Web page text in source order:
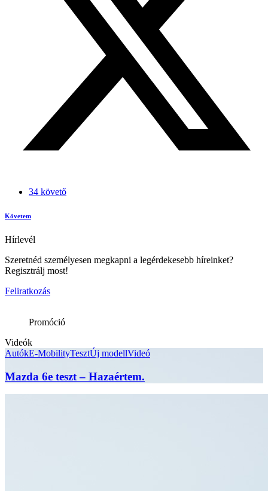
34 követő
Követem
Hírlevél
Szeretnéd személyesen megkapni a legérdekesebb híreinket?
Regisztrálj most!
Feliratkozás
Promóció
Videók
AutókE-MobilityTesztÚj modellVideó
Mazda 6e teszt – Hazaértem.